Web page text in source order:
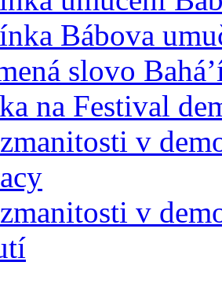
Bábova
slovo
na Festival
v
v